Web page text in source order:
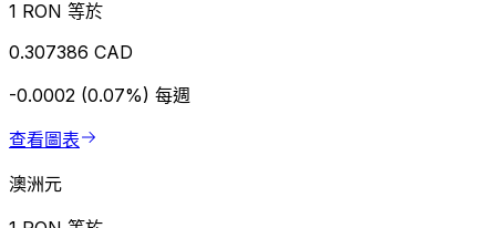
1 RON 等於
0.307386 CAD
-0.0002 (0.07%) 每週
查看圖表
澳洲元